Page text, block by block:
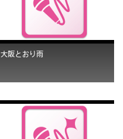
大阪とおり雨